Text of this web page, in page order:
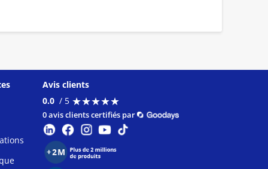
Avis clients
0.0 / 5 ★★★★★
★★★★★
0 avis clients certifiés par